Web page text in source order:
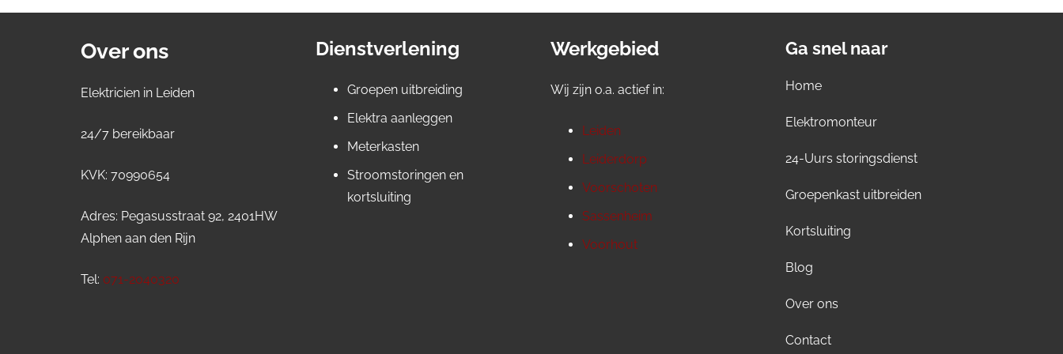
Over ons
Elektricien in Leiden
24/7 bereikbaar
KVK: 70990654
Adres: Pegasusstraat 92, 2401HW
Alphen aan den Rijn
Tel: 071-2040320
Dienstverlening
Groepen uitbreiding
Elektra aanleggen
Meterkasten
Stroomstoringen en
kortsluiting
Werkgebied
Wij zijn o.a. actief in:
Leiden
Leiderdorp
Voorschoten
Sassenheim
Voorhout
Ga snel naar
Home
Elektromonteur
24-Uurs storingsdienst
Groepenkast uitbreiden
Kortsluiting
Blog
Over ons
Contact